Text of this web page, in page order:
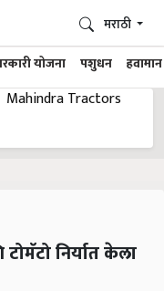
योजना पशुधन हवामान
मराठी
निर्यात केला